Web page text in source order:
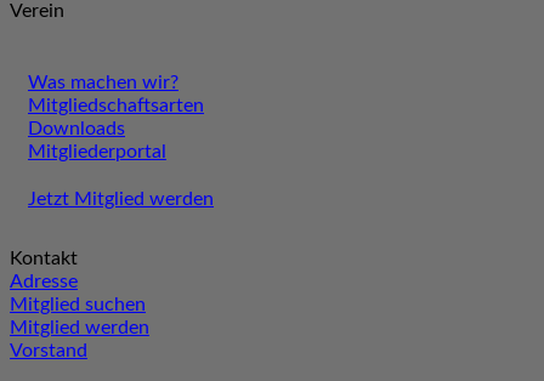
Verein
Was machen wir?
Mitgliedschaftsarten
Downloads
Mitgliederportal
Jetzt Mitglied werden
Kontakt
Adresse
Mitglied suchen
Mitglied werden
Vorstand